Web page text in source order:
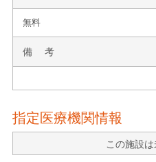
無料
備 考
指定医療機関情報
この施設